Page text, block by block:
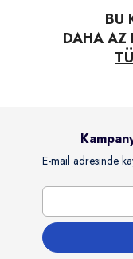
BU
DAHA AZ
E-mail adresinde